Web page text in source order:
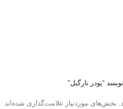
“پودر نارگیل”
بخش‌های موردنیاز علامت‌گذاری شده‌اند